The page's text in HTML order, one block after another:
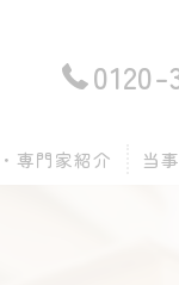
0120-
専門家紹介 当